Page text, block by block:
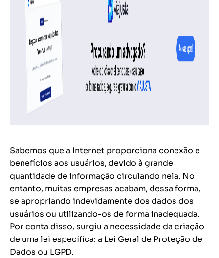
Sabemos que a Internet proporciona conexão e
benefícios aos usuários, devido à grande
quantidade de informação circulando nela. No
entanto, muitas empresas acabam, dessa forma,
se apropriando indevidamente dos dados dos
usuários ou utilizando-os de forma inadequada.
Por conta disso, surgiu a necessidade da criação
de uma lei específica: a Lei Geral de Proteção de
Dados ou LGPD.